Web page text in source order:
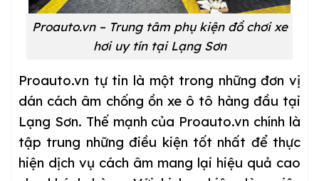
Proauto.vn – Trung tâm phụ kiện đồ chơi xe
hơi uy tín tại Lạng Sơn
Proauto.vn tự tin là một trong những đơn vị
dán cách âm chống ồn xe ô tô hàng đầu tại
Lạng Sơn. Thế mạnh của Proauto.vn chính là
tập trung những điều kiện tốt nhất để thực
hiện dịch vụ cách âm mang lại hiệu quả cao